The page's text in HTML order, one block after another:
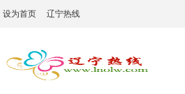
设为首页 辽宁热线